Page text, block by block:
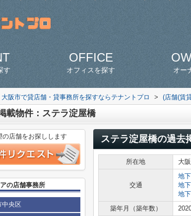
す
OFFICE
オフィスを探す オー
大阪市で貸店舗・貸事務所を探すならテナントプロ > (店舗(賃
載物件：ステラ淀屋橋
ステラ淀屋橋の過去
所在地 大
交通
地
地
地
築年月（築年数）
店舗をお探しします
の店舗事務所
中央区